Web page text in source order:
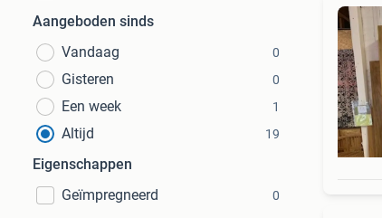
Aangeboden sinds
Vandaag
0
Gisteren 0
Een week 1
Altijd 19
Eigenschappen
Geïmpregneerd
0